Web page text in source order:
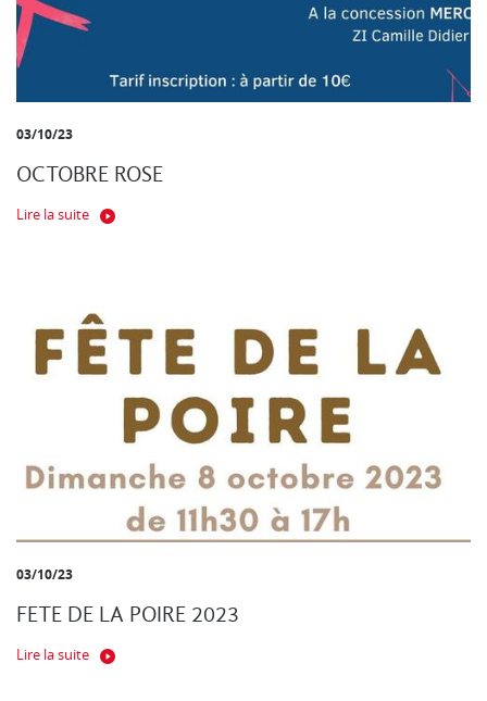
03/10/23
OCTOBRE ROSE
Lire la suite
03/10/23
FETE DE LA POIRE 2023
Lire la suite